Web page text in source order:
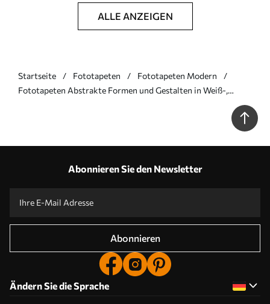
ALLE ANZEIGEN
Startseite Fototapeten
Fototapeten Modern
Fototapeten Abstrakte Formen und Gestalten in Weiß-,
Grau-, Beige- und Blautönen vor einem verschwommenen,
Abonnieren Sie den Newsletter
Abonnieren
Ändern Sie die Sprache